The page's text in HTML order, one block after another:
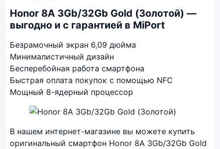
Honor 8A 3Gb/32Gb Gold (Золотой) —
выгодно и с гарантией в MiPort
Безрамочный экран 6,09 дюйма
Минималистичный дизайн
Бесперебойная работа смартфона
Быстрая оплата покупок с помощью NFC
Мощный 8-ядерный процессор
В нашем интернет-магазине вы можете купить
оригинальный смартфон Honor 8A 3Gb/32Gb Gold